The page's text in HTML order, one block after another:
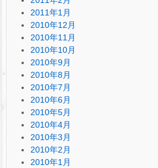
2011年1月
2010年12月
2010年11月
2010年10月
2010年9月
2010年8月
2010年7月
2010年6月
2010年5月
2010年4月
2010年3月
2010年2月
2010年1月